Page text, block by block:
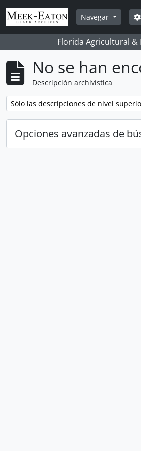
Skip to main content
Navegar
Florida Agricultural &
No se han
Descripción archivística
Remove filter:
Sólo las descripciones de nivel
Opciones avanzadas de